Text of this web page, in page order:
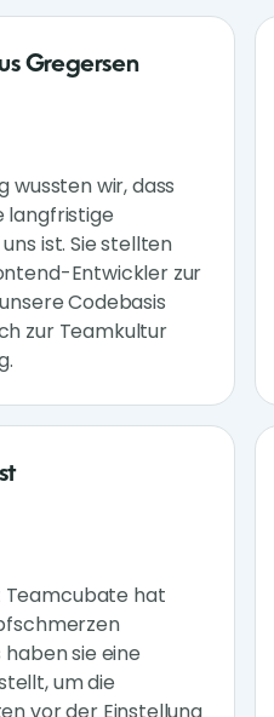
Gregersen
wussten wir, dass
langfristige
ist. Sie stellten
Entwickler zur
Codebasis
zur Teamkultur
Teamcubate hat
sie eine
um die
vor der Einstellung